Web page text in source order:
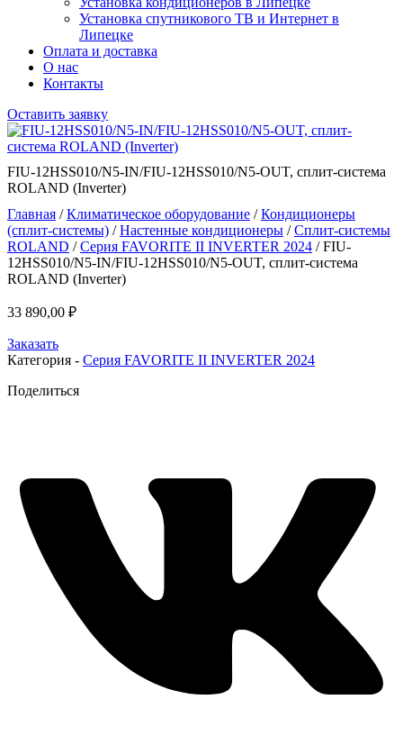
Установка спутникового ТВ и Интернет в
Липецке
Оплата и доставка
О нас
Контакты
Оставить заявку
FIU-12HSS010/N5-IN/FIU-12HSS010/N5-OUT, сплит-система
ROLAND (Inverter)
Главная /Климатическое оборудование /Кондиционеры
(сплит-системы) /Настенные кондиционеры /Сплит-системы
ROLAND /Серия FAVORITE II INVERTER 2024 / FIU-
12HSS010/N5-IN/FIU-12HSS010/N5-OUT, сплит-система
ROLAND (Inverter)
33 890,00 ₽
Заказать
Категория - Серия FAVORITE II INVERTER 2024
Поделиться